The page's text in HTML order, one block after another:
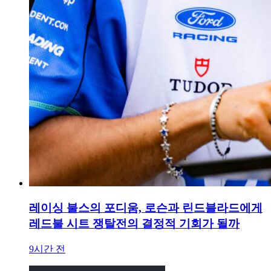
레이싱 불스의 포디움, 로슨과 린드블라드에게
레드불 시트 쟁탈전의 결정적 기회가 될까
9시간 전